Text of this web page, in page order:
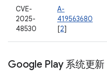
CVE-
2025-
48530
A-
419563680
[2]
Google Play 系统更新